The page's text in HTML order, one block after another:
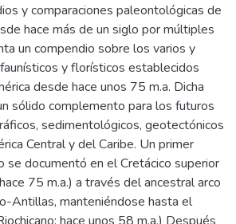
y comparaciones paleontológicas de
hace más de un siglo por múltiples
un compendio sobre los varios y
y florísticos establecidos
desde hace unos 75 m.a. Dicha
sólido complemento para los futuros
sedimentológicos, geotectónicos
Central y del Caribe. Un primer
se documentó en el Cretácico superior
75 m.a.) a través del ancestral arco
Antillas, manteniéndose hasta el